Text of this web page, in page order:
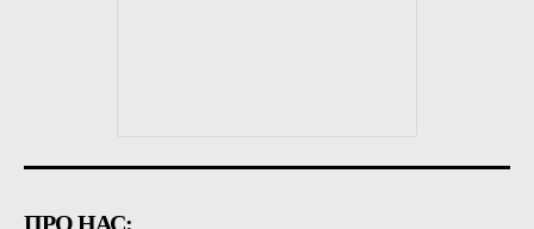
ПРО НАС: